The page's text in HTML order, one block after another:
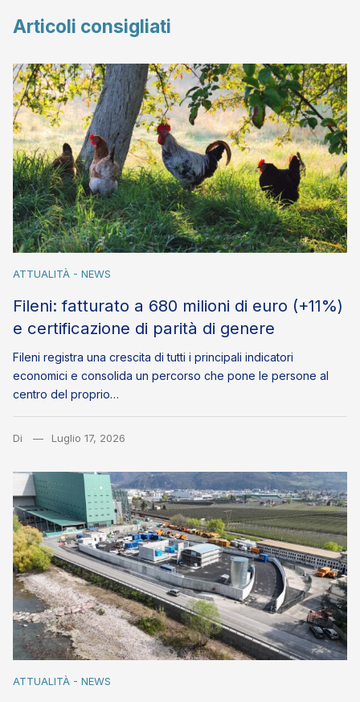
Articoli consigliati
ATTUALITÀ - NEWS
Fileni: fatturato a 680 milioni di euro (+11%)
e certificazione di parità di genere
Fileni registra una crescita di tutti i principali indicatori
economici e consolida un percorso che pone le persone al
centro del proprio…
Di Luglio 17, 2026
ATTUALITÀ - NEWS